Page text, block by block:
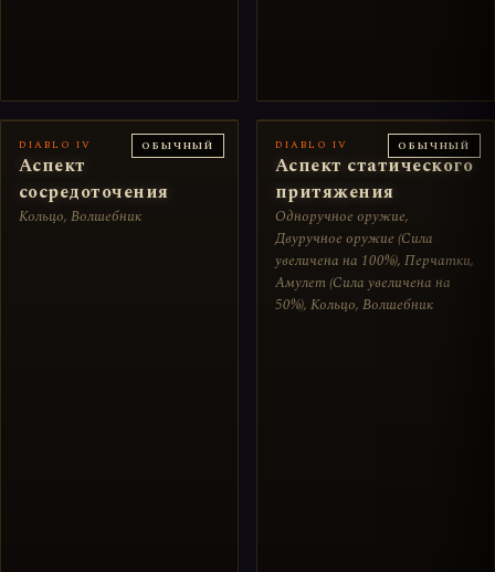
ОБЫЧНЫЙ
DIABLO IV
Аспект
сосредоточения
Кольцо, Волшебник
ОБЫЧНЫЙ
DIABLO IV
Аспект статического
притяжения
Одноручное оружие,
Двуручное оружие (Сила
увеличена на 100%), Перчатки,
Амулет (Сила увеличена на
50%), Кольцо, Волшебник